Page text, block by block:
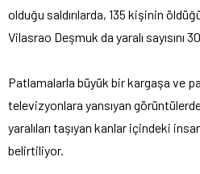
olduğu saldırılarda, 135 kişinin
Vilasrao Deşmuk da yaralı sayısını
Patlamalarla büyük bir kargaşa ve
televizyonlara yansıyan
yaralıları taşıyan kanlar içindeki
belirtiliyor.